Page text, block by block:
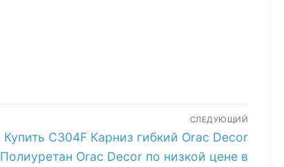
СЛЕДУЮЩИЙ
Следующая
запись:
Купить C304F Карниз гибкий Orac Decor
Полиуретан Orac Decor по низкой цене в